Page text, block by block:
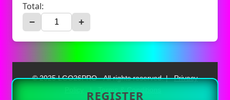
Total:
− +
REGISTER
© 2025 LGO26PRO - All rights reserved. | Privacy
Policy
Terms & Conditions